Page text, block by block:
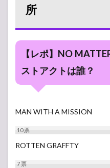
所
【レポ】NO
ストアクトは誰？
MAN WITH A MISSION
10票
ROTTEN GRAFFTY
7票